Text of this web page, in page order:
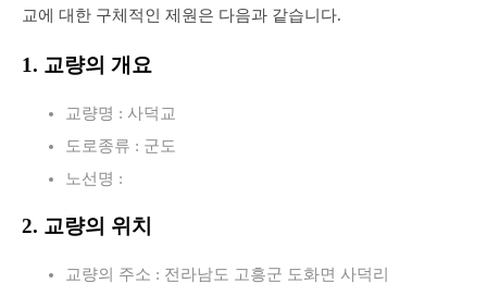
교에 대한 구체적인 제원은 다음과 같습니다.
1. 교량의 개요
교량명 : 사덕교
도로종류 : 군도
노선명 :
2. 교량의 위치
교량의 주소 : 전라남도 고흥군 도화면 사덕리